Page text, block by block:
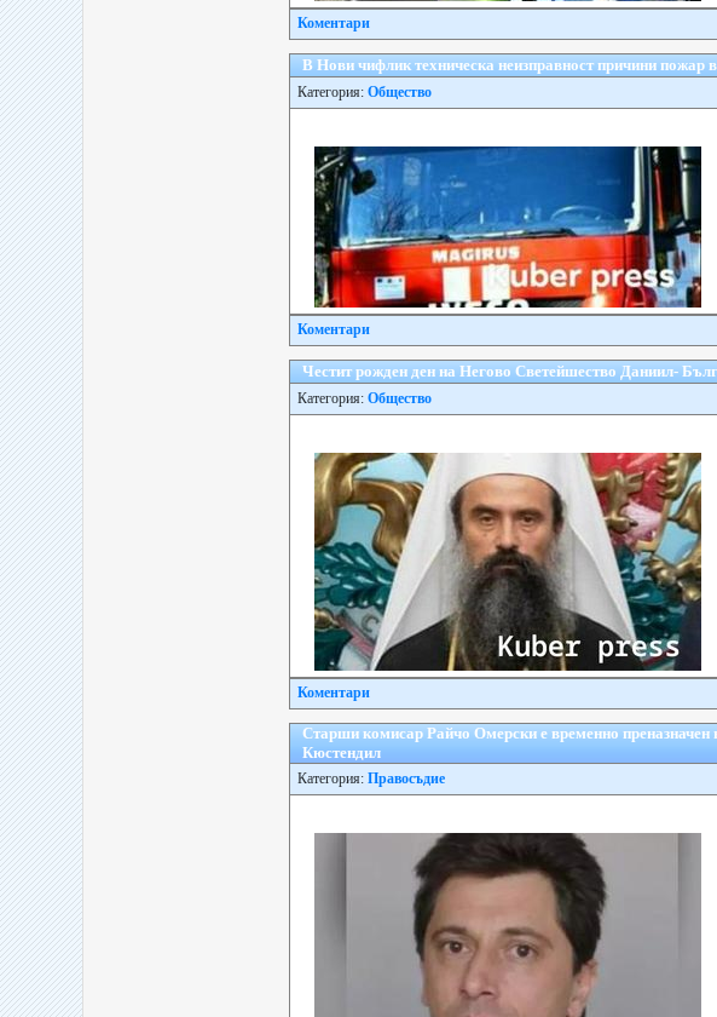
Коментари
В Нови чифлик техническа неизправност причини пожар
Категория: Общество
Коментари
Честит рожден ден на Негово Светейшество Даниил-
Категория: Общество
Коментари
Старши комисар Райчо Омерски е временно
Кюстендил
Категория: Правосъдие